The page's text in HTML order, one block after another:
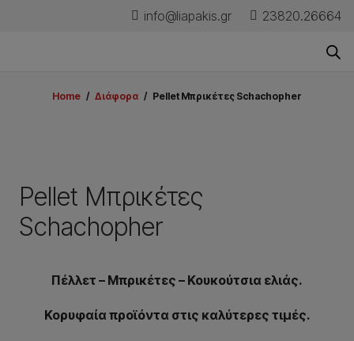
info@liapakis.gr 23820.26664
Home / Διάφορα / Pellet Μπρικέτες Schachopher
Pellet Μπρικέτες
Schachopher
Πέλλετ – Μπρικέτες – Κουκούτσια ελιάς.
Κορυφαία προϊόντα στις καλύτερες τιμές.